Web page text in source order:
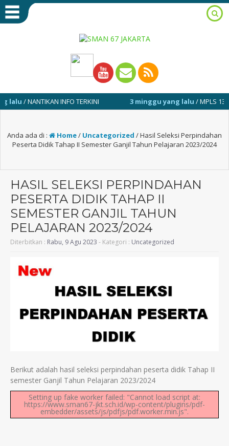
/ NANTIKAN INFO TERKINI 3 minggu yang lalu/ MPLS 13-17
Anda ada di : Home/ Uncategorized /Hasil Seleksi Perpindahan
Peserta Didik Tahap II Semester Ganjil Tahun Pelajaran 2023/2024
HASIL SELEKSI PERPINDAHAN
PESERTA DIDIK TAHAP II
SEMESTER GANJIL TAHUN
PELAJARAN 2023/2024
Diterbitkan : Rabu, 9 Agu 2023 - Kategori : Uncategorized
Berikut adalah hasil seleksi perpindahan peserta didik Tahap II
semester Ganjil Tahun Pelajaran 2023/2024
Setting up fake worker failed: "Cannot load script at:
https://www.sman67-jkt.sch.id/wp-content/plugins/pdf-
embedder/assets/js/pdfjs/pdf.worker.min.js".